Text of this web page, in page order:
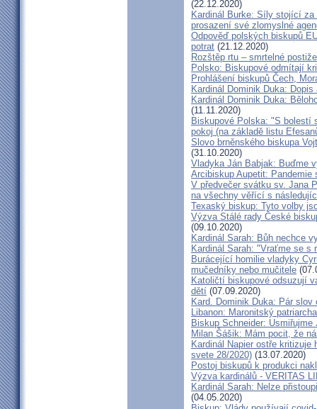
(22.12.2020)
Kardinál Burke: Síly stojící
prosazení své zlomyslné
Odpověď polských biskupů
potrat (21.12.2020)
Rozštěp rtu – smrtelné
Polsko: Biskupové odmítají
Prohlášení biskupů Čech,
Kardinál Dominik Duka:
Kardinál Dominik Duka:
(11.11.2020)
Biskupové Polska: "S bolestí
pokoj (na základě listu
Slovo brněnského biskupa
(31.10.2020)
Vladyka Ján Babjak: Buďme
Arcibiskup Aupetit: Pandemie
V předvečer svátku sv. Jana
na všechny věřící s
Texaský biskup: Tyto volby
Výzva Stálé rady České
(09.10.2020)
Kardinál Sarah: Bůh nechce
Kardinál Sarah: "Vraťme se s
Burácející homilie vladyky
mučedníky nebo mučitele
Katoličtí biskupové odsuzují
dětí (07.09.2020)
Kard. Dominik Duka: Pár slov
Libanon: Maronitský
Biskup Schneider:
Milan Šášik: Mám pocit, že
Kardinál Napier ostře
svete 28/2020) (13.07.2020)
Postoj biskupů k produkci
Výzva kardinálů - VERITAS
Kardinál Sarah: Nelze
(04.05.2020)